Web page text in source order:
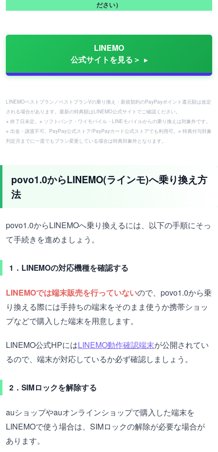
ださい）
LINEMO
公式サイトを見る＞
LINEMOベストプラン／ベストプランVの乗り換え・新規契約のPayPayポイント還元額は改定
される場合があります。最新の特典額はLINEMO公式サイトでご確認ください。
※ 終了日未定。※ ソフトバンク・ワイモバイル・LINEモバイルからの乗り換えは対象外です。
※ 出金・譲渡不可。PayPay公式ストア/PayPayカード公式ストアでも利用可。※ 特典付与対象
判定月までに一度でもプラン変更している場合は特典対象外となります。
povo1.0からLINEMO(ラインモ)へ乗り換え方
法
povo1.0からLINEMOへ乗り換えるには、以下の手順にそっ
て手続きを進めましょう。
1．LINEMOの対応機種を確認する
LINEMOでは端末販売を行っていないので、povo1.0から乗
り換える際には手持ちの端末をそのまま使うか携帯ショッ
プなどで購入した端末を用意します。
LINEMO公式HPにはLINEMO動作確認端末が公開されてい
るので、端末が対応しているか必ず確認しましょう。
2．SIMロックを解除する
auショップやauオンラインショップで購入した端末を
LINEMOで使う場合は、SIMロックの解除が必要な場合が
あります。